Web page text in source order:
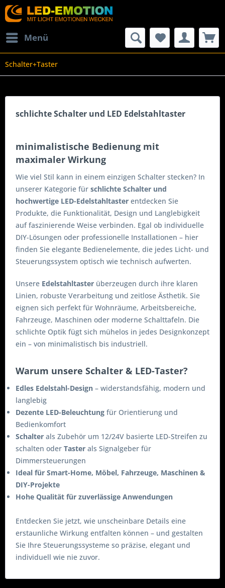
Menü
Schalter+Taster
schlichte Schalter und LED Edelstahltaster
minimalistische Bedienung mit
maximaler Wirkung
Wie viel Stil kann in einem einzigen Schalter stecken? In
unserer Kategorie für schlichte Schalter und
hochwertige LED-Edelstahltaster entdecken Sie
Produkte, die Funktionalität, Design und Langlebigkeit
auf faszinierende Weise verbinden. Egal ob individuelle
DIY-Lösungen oder professionelle Installationen – hier
finden Sie elegante Bedienelemente, die jedes Licht- und
Steuerungssystem optisch wie technisch aufwerten.
Unsere Edelstahltaster überzeugen durch ihre klaren
Linien, robuste Verarbeitung und zeitlose Ästhetik. Sie
eignen sich perfekt für Wohnräume, Arbeitsbereiche,
Fahrzeuge, Maschinen oder moderne Schalttafeln. Die
schlichte Optik fügt sich mühelos in jedes Designkonzept
ein – von minimalistisch bis industriell.
Warum unsere Schalter & LED-Taster?
Edles Edelstahl-Design – widerstandsfähig, modern und
langlebig
Dezente LED-Beleuchtung für Orientierung und
Bedienkomfort
Schalter als Zubehör um 12/24V basierte LED-Streifen zu
schalten oder Taster als Signalgeber für
Dimmersteuerungen
Ideal für Smart-Home, Möbel, Fahrzeuge, Maschinen &
DIY-Projekte
Hohe Qualität für zuverlässige Anwendungen
Entdecken Sie jetzt, wie unscheinbare Details eine
erstaunliche Wirkung entfalten können – und gestalten
Sie Ihre Steuerungssysteme so präzise, elegant und
individuell wie nie zuvor.